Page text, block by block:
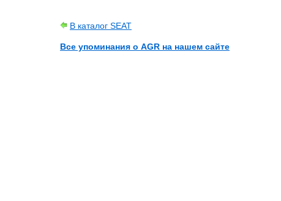
В каталог SEAT
Все упоминания о AGR на нашем сайте